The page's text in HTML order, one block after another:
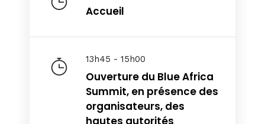
Accueil
13h45 - 15h00
Ouverture du Blue Africa
Summit, en présence des
organisateurs, des
hautes autorités
Home